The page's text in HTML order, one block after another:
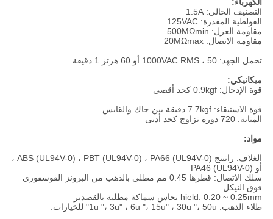
الكهرباء:
التصنيف الحالي: 1.5A
الفولطية المقدرة: 125VAC
مقاومة العزل: 500MΩmin
مقاومة الاتصال: 20MΩmax
تحمل الجهد: 1000VAC RMS ، 50 أو 60 هرتز 1 دقيقة
ميكانيكي:
قوة الإدخال: 0.9kgf كحد أقصى
قوة الاستبقاء: 7.7kgf دقيقة بين جاك والقابس
المتانة: 720 دورة تزاوج كحد أدنى
مواد:
الغلاف: راتينج ABS (UL94V-0) ، PBT (UL94V-0) ، PA66 (UL94V-0) ،
أو PA46 (UL94V-0)
سلك الاتصال: قطرها 0.45 مم مطلي بالذهب من البرونز الفوسفوري
فوق النيكل
hield: 0.20 ~ 0.25mm نحاس سماكة مطلية بالقصدير
طلاء الذهب: 1u "، 3u" ، 6u "، 15u" ، 30u "، 50u" للخيارات.